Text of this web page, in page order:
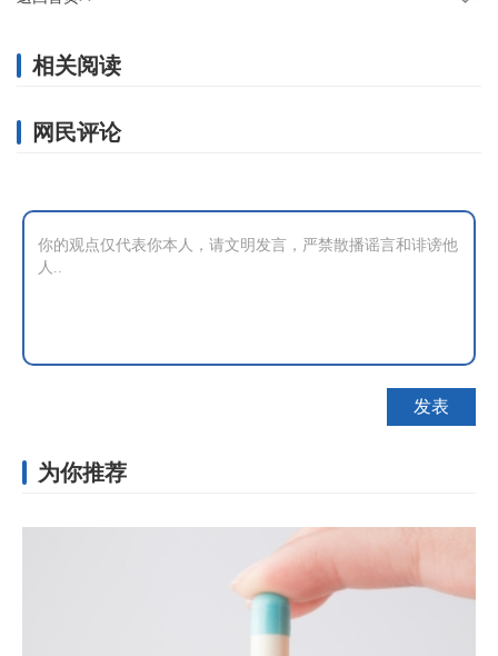
相关阅读
网民评论
为你推荐